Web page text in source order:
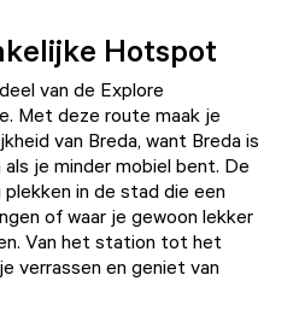
Hotspot
van de Explore
Met deze route maak je
van Breda, want Breda is
je minder mobiel bent. De
in de stad die een
of waar je gewoon lekker
Van het station tot het
verrassen en geniet van